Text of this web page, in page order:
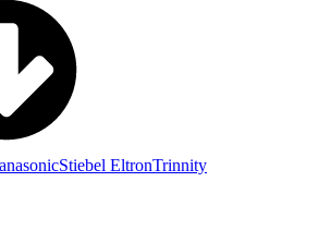
Stiebel EltronTrinnity